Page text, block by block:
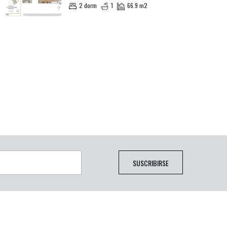
2 dorm 1 66.9 m2
SUSCRIBIRSE